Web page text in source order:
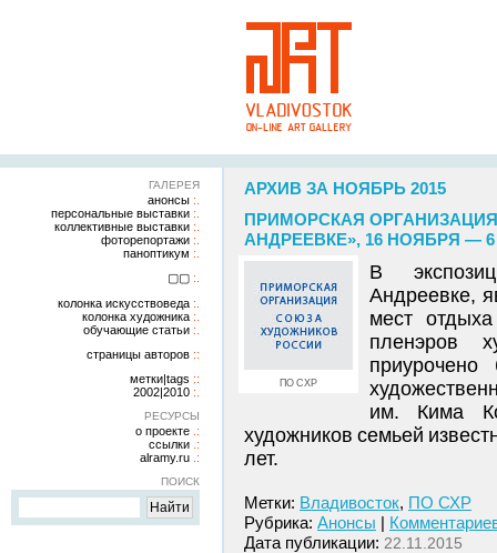
ГАЛЕРЕЯ
анонсы
персональные выставки
коллективные выставки
фоторепортажи
паноптикум
▢▢
колонка искусствоведа
колонка художника
обучающие статьи
страницы авторов
метки|tags
2002|2010
РЕСУРСЫ
о проекте
ссылки
alramy.ru
ПОИСК
АРХИВ ЗА НОЯБРЬ 2015
ПРИМОРСКАЯ
АНДРЕЕВКЕ», 16 НОЯБРЯ —
ПО СХР
В
Андреевке,
мест
пленэров
им. Кима
художников семьей
лет.
Метки: Владивосток, ПО СХР
Рубрика: Анонсы |
Дата публикации: 22.11.2015